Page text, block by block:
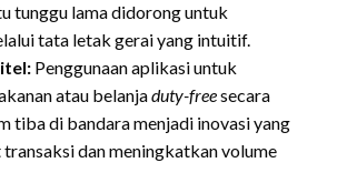
tunggu lama didorong untuk
tata letak gerai yang intuitif.
Penggunaan aplikasi untuk
atau belanjaduty-freesecara
tiba di bandara menjadi inovasi yang
dan meningkatkan volume